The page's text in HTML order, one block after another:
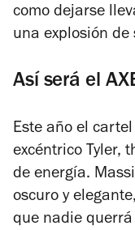
como dejarse
una explosión de
Así será el
Este año el
excéntrico Tyler,
de energía.
oscuro y
que nadie querrá